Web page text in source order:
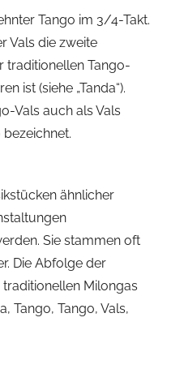
Tango im 3/4-Takt.
Vals die zweite
traditionellen Tango-
ist (siehe „Tanda“).
Vals auch als Vals
ähnlicher
Sie stammen oft
Die Abfolge der
Milongas
Tango, Tango, Vals,